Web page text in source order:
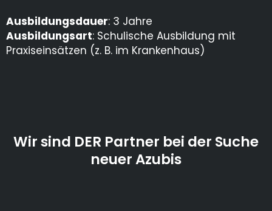
Ausbildungsdauer: 3 Jahre
Ausbildungsart: Schulische Ausbildung mit
Praxiseinsätzen (z. B. im Krankenhaus)
Wir sind DER Partner bei der Suche
neuer Azubis